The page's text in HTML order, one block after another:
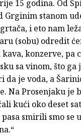
15 godina. Od
stanom
i eto nam
(sobu) odredit
konzerve, pa
sa vinom, što ga
da je voda, a
Na Prosenjaku je
kući oko deset
smirili smo se